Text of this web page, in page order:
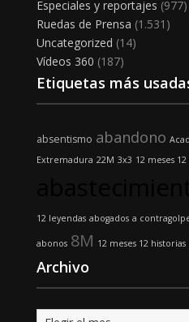
Especiales y reportajes (977)
Ruedas de Prensa (1.531)
Uncategorized (14)
Vídeos 360 (187)
Etiquetas más
absentismo abandono
Extremadura 22M 3x3 12 meses
12 leyendas abogados a
abonos 8M 12 meses 12 historias
Archivo
Archivo